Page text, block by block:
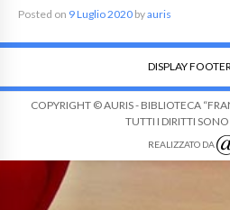
Posted on 9 Luglio 2020 byauris
DISPLAY
COPYRIGHT © AURIS - BIBLIOTECA
TUTTI I DIRITTI SONO
REALIZZATO DA